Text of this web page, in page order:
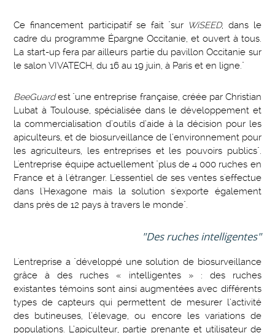
Ce financement participatif se fait "sur WiSEED, dans le
cadre du programme Épargne Occitanie, et ouvert à tous.
La start-up fera par ailleurs partie du pavillon Occitanie sur
le salon VIVATECH, du 16 au 19 juin, à Paris et en ligne."
BeeGuardest "une entreprise française, créée par Christian
Lubat à Toulouse, spécialisée dans le développement et
la commercialisation d’outils d’aide à la décision pour les
apiculteurs, et de biosurveillance de l’environnement pour
les agriculteurs, les entreprises et les pouvoirs publics".
L'entreprise équipe actuellement "plus de 4 000 ruches en
France et à l'étranger. L'essentiel de ses ventes s'effectue
dans l'Hexagone mais la solution s'exporte également
dans près de 12 pays à travers le monde".
"Des ruches intelligentes"
L'entreprise a "développé une solution de biosurveillance
grâce à des ruches « intelligentes » : des ruches
existantes témoins sont ainsi augmentées avec différents
types de capteurs qui permettent de mesurer l’activité
des butineuses, l’élevage, ou encore les variations de
populations. L’apiculteur, partie prenante et utilisateur de